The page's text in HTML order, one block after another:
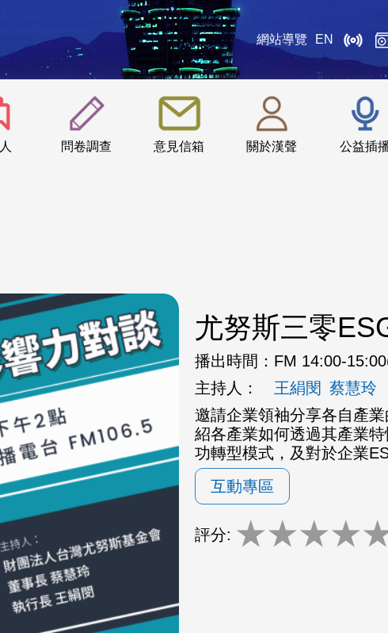
網站導覽 EN
問卷調查 意見信箱 關於漢聲 公益插
:::
尤努斯三零
播出時間： FM 14:00-
主持人：
王絹閔 蔡慧玲
邀請企業領袖分享各自產
紹各產業如何透過其產業
功轉型模式，及對於企業
互動專區
評分: ★★★★